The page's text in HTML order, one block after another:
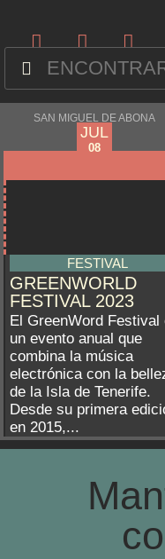
SAN MIGUEL DE ABONA
JUL
08
FESTIVAL
GREENWORLD
FESTIVAL 2023
El GreenWord Festival
un evento anual que
combina la música
electrónica con la
de la Isla de Tenerife.
Desde su primera
en 2015,...